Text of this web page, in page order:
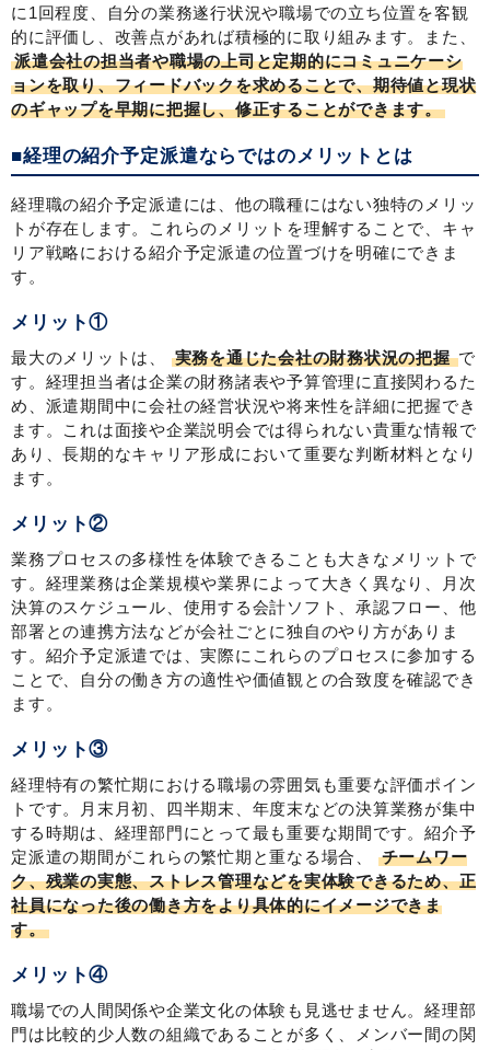
に1回程度、自分の業務遂行状況や職場での立ち位置を客観
的に評価し、改善点があれば積極的に取り組みます。また、
派遣会社の担当者や職場の上司と定期的にコミュニケーシ
ョンを取り、フィードバックを求めることで、期待値と現状
のギャップを早期に把握し、修正することができます。
■経理の紹介予定派遣ならではのメリットとは
経理職の紹介予定派遣には、他の職種にはない独特のメリッ
トが存在します。これらのメリットを理解することで、キャ
リア戦略における紹介予定派遣の位置づけを明確にできま
す。
メリット①
最大のメリットは、 実務を通じた会社の財務状況の把握 で
す。経理担当者は企業の財務諸表や予算管理に直接関わるた
め、派遣期間中に会社の経営状況や将来性を詳細に把握でき
ます。これは面接や企業説明会では得られない貴重な情報で
あり、長期的なキャリア形成において重要な判断材料となり
ます。
メリット②
業務プロセスの多様性を体験できることも大きなメリットで
す。経理業務は企業規模や業界によって大きく異なり、月次
決算のスケジュール、使用する会計ソフト、承認フロー、他
部署との連携方法などが会社ごとに独自のやり方がありま
す。紹介予定派遣では、実際にこれらのプロセスに参加する
ことで、自分の働き方の適性や価値観との合致度を確認でき
ます。
メリット③
経理特有の繁忙期における職場の雰囲気も重要な評価ポイン
トです。月末月初、四半期末、年度末などの決算業務が集中
する時期は、経理部門にとって最も重要な期間です。紹介予
定派遣の期間がこれらの繁忙期と重なる場合、
チームワー
ク、残業の実態、ストレス管理などを実体験できるため、正
社員になった後の働き方をより具体的にイメージできま
す。
メリット④
職場での人間関係や企業文化の体験も見逃せません。経理部
門は比較的少人数の組織であることが多く、メンバー間の関